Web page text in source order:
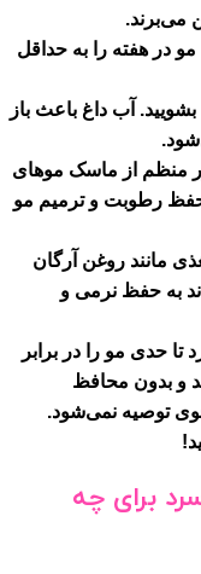
می‌برند.
در هفته را به حداقل
آب داغ باعث باز
منظم از ماسک موهای
حفظ رطوبت و ترمیم مو
مانند روغن آرگان
به حفظ نرمی و
تا حدی مو را در برابر
و بدون محافظ
توصیه نمی‌شود.
برای چه